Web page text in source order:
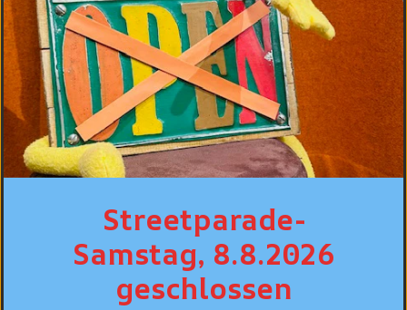
PFLEGE
PERSÖNLICHE BERATUNG
BESTSELLER
Streetparade-
Samstag, 8.8.2026
geschlossen